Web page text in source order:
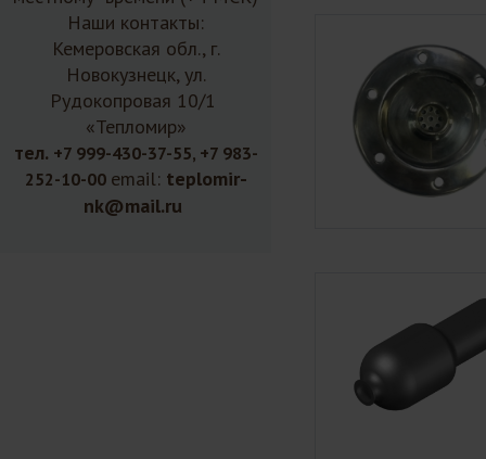
Наши контакты:
Кемеровская обл., г.
Новокузнецк, ул.
Рудокопровая 10/1
«Тепломир»
тел. +7 999-430-37-55, +7 983-
252-10-00 email: teplomir-
nk@mail.ru